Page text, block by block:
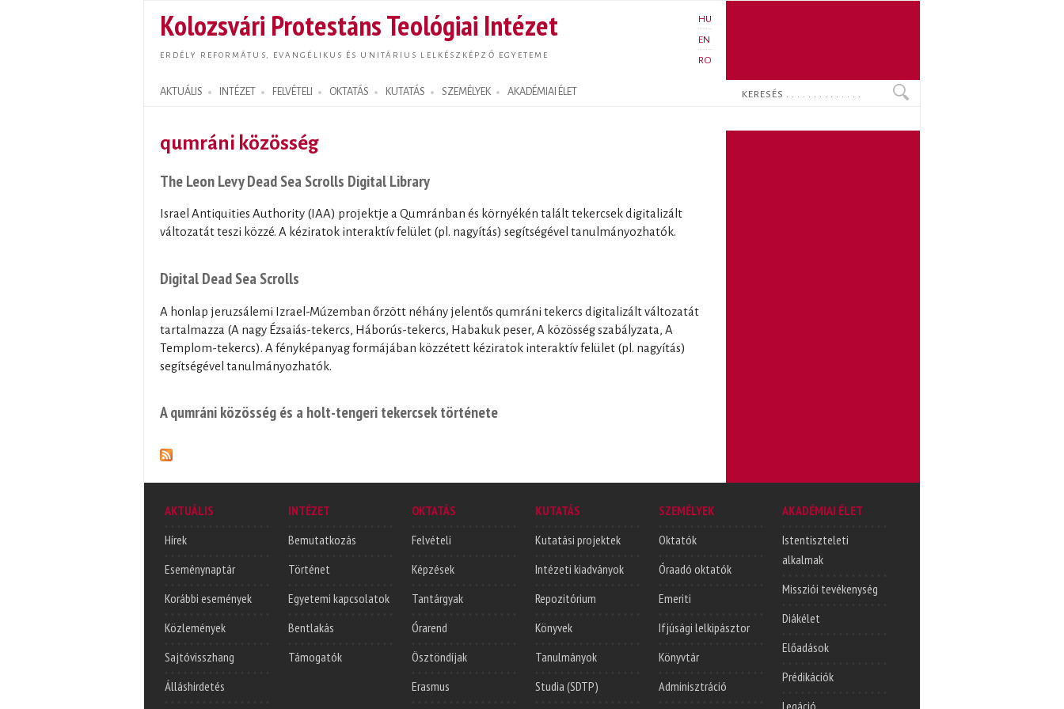
tartalomra
Kolozsvári Protestáns Teológiai Intézet
ERDÉLY REFORMÁTUS, EVANGÉLIKUS ÉS UNITÁRIUS LELKÉSZKÉPZŐ EGYETEME
HU
EN
RO
AKTUÁLIS INTÉZET FELVÉTELI OKTATÁS KUTATÁS SZEMÉLYEK AKADÉMIAI ÉLET
Search form
Keresés
qumráni közösség
The Leon Levy Dead Sea Scrolls Digital Library
Israel Antiquities Authority (IAA) projektje a Qumránban és környékén talált tekercsek digitalizált
változatát teszi közzé. A kéziratok interaktív felület (pl. nagyítás) segítségével tanulmányozhatók.
Digital Dead Sea Scrolls
A honlap jeruzsálemi Izrael-Múzemban őrzött néhány jelentős qumráni tekercs digitalizált változatát
tartalmazza (A nagy Ézsaiás-tekercs, Háborús-tekercs, Habakuk peser, A közösség szabályzata, A
Templom-tekercs). A fényképanyag formájában közzétett kéziratok interaktív felület (pl. nagyítás)
segítségével tanulmányozhatók.
A qumráni közösség és a holt-tengeri tekercsek története
AKTUÁLIS
Hírek
Eseménynaptár
Korábbi események
Közlemények
Sajtóvisszhang
Álláshirdetés
INTÉZET
Bemutatkozás
Történet
Egyetemi kapcsolatok
Bentlakás
Támogatók
OKTATÁS
Felvételi
Képzések
Tantárgyak
Órarend
Ösztöndíjak
Erasmus
KUTATÁS
Kutatási projektek
Intézeti kiadványok
Repozitórium
Könyvek
Tanulmányok
Studia (SDTP)
SZEMÉLYEK
Oktatók
Óraadó oktatók
Emeriti
Ifjúsági lelkipásztor
Könyvtár
Adminisztráció
AKADÉMIAI ÉLET
Istentiszteleti
alkalmak
Missziói tevékenység
Diákélet
Előadások
Prédikációk